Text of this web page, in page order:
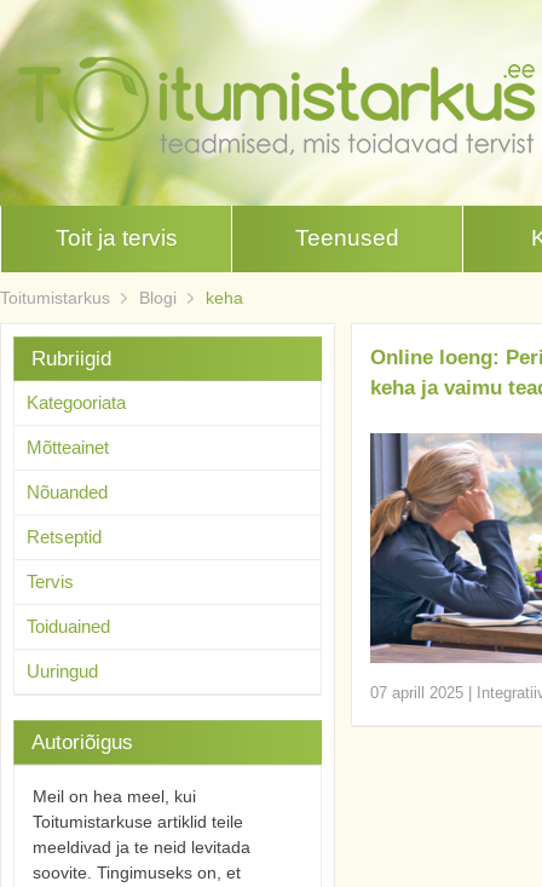
Toit ja tervis Teenused
Toitumistarkus Blogi keha
Online loeng:
keha ja vaimu
07 aprill 2025
Rubriigid
Kategooriata
Mõtteainet
Nõuanded
Retseptid
Tervis
Toiduained
Uuringud
Autoriõigus
Meil on hea meel, kui
Toitumistarkuse artiklid teile
meeldivad ja te neid levitada
soovite. Tingimuseks on, et